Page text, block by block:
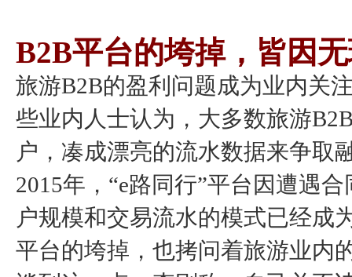
B2B平台的垮掉，皆因
旅游B2B的盈利问题成为业内关
些业内人士认为，大多数旅游
户，凑成漂亮的流水数据来争取
2015年，“e路同行”平台因遭遇
户规模和交易流水的模式已经成
平台的垮掉，也拷问着旅游业内